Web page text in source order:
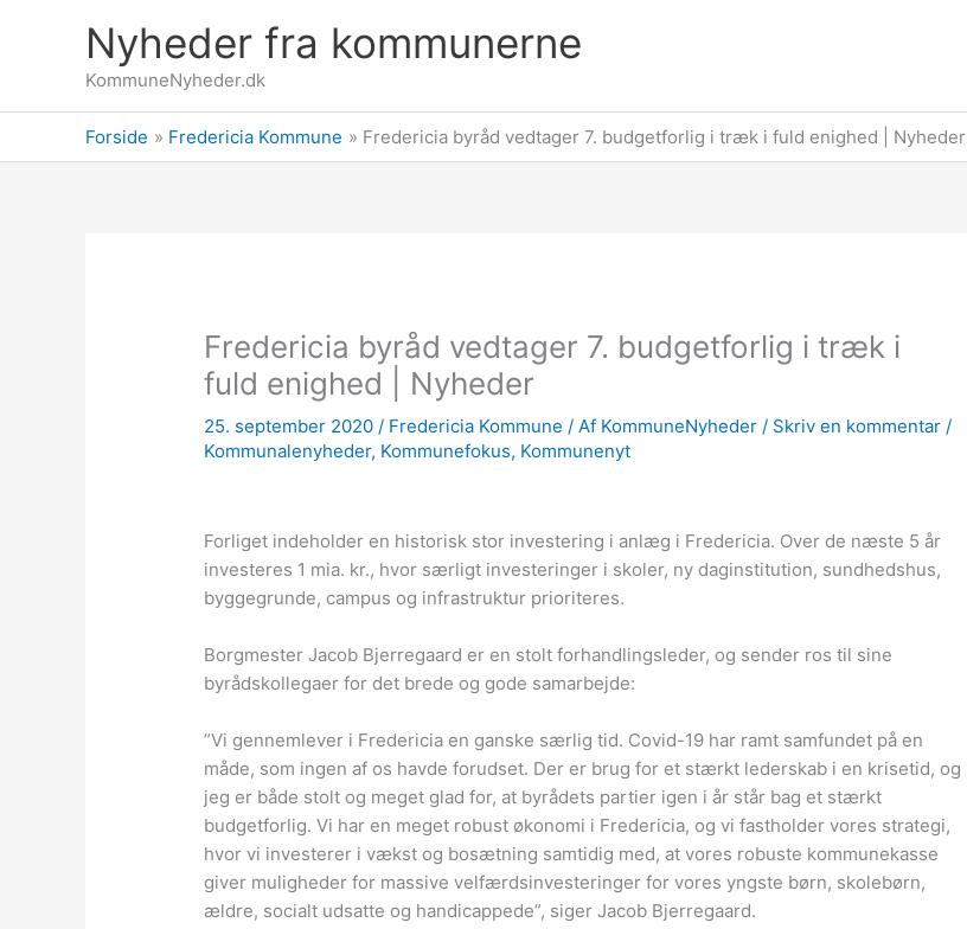
Nyheder fra kommunerne
KommuneNyheder.dk
Forside Fredericia Kommune Fredericia byråd vedtager 7. budgetforlig i træk i fuld enighed | Nyheder
Fredericia byråd vedtager 7. budgetforlig i træk i
fuld enighed | Nyheder
25. september 2020/ Fredericia Kommune / Af KommuneNyheder/ Skriv en kommentar /
Kommunalenyheder, Kommunefokus, Kommunenyt
Forliget indeholder en historisk stor investering i anlæg i Fredericia. Over de næste 5 år
investeres 1 mia. kr., hvor særligt investeringer i skoler, ny daginstitution, sundhedshus,
byggegrunde, campus og infrastruktur prioriteres.
Borgmester Jacob Bjerregaard er en stolt forhandlingsleder, og sender ros til sine
byrådskollegaer for det brede og gode samarbejde:
”Vi gennemlever i Fredericia en ganske særlig tid. Covid-19 har ramt samfundet på en
måde, som ingen af os havde forudset. Der er brug for et stærkt lederskab i en krisetid, og
jeg er både stolt og meget glad for, at byrådets partier igen i år står bag et stærkt
budgetforlig. Vi har en meget robust økonomi i Fredericia, og vi fastholder vores strategi,
hvor vi investerer i vækst og bosætning samtidig med, at vores robuste kommunekasse
giver muligheder for massive velfærdsinvesteringer for vores yngste børn, skolebørn,
ældre, socialt udsatte og handicappede”, siger Jacob Bjerregaard.